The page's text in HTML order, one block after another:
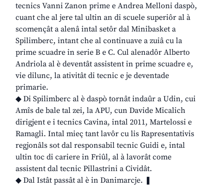
tecnics Vanni Zanon prime e Andrea Melloni daspò,
cuant che al jere tal ultin an di scuele superiôr al à
scomençât a alenâ intal setôr dal Minibasket a
Spilimberc, intant che al continuave a zuiâ cu la
prime scuadre in serie B e C. Cul alenadôr Alberto
Andriola al è deventât assistent in prime scuadre e,
vie dilunc, la ativitât di tecnic e je deventade
primarie.
◆ Di Spilimberc al è daspò tornât indaûr a Udin, cui
Amîs de bale tal zei, la APU, cun Davide Micalich
dirigjent e i tecnics Cavina, intal 2011, Martelossi e
Ramagli. Intal mieç tant lavôr cu lis Rapresentativis
regjonâls sot dal responsabil tecnic Guidi e, intal
ultin toc di cariere in Friûl, al à lavorât come
assistent dal tecnic Pillastrini a Cividât.
◆ Dal Istât passât al è in Danimarcje. ❚